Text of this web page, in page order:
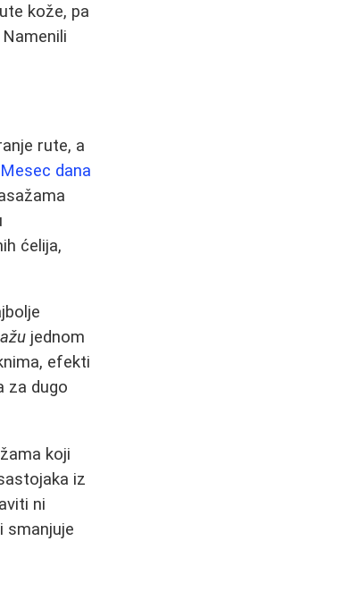
kože, pa
rute, a
Mesec dana
ćelija,
jednom
efekti
za dugo
koji
iz
ni
smanjuje